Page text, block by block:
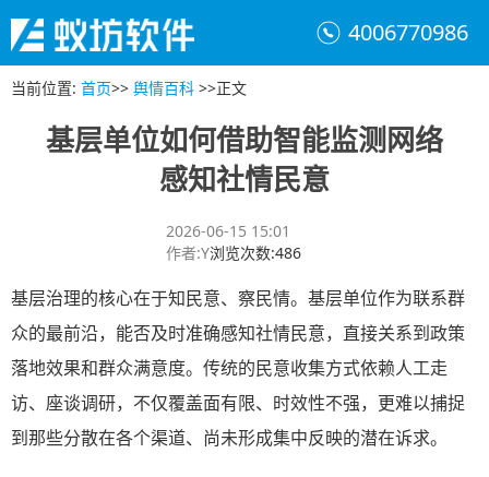
4006770986
当前位置: 首页>> 舆情百科 >>正文
基层单位如何借助智能监测网络
感知社情民意
2026-06-15 15:01
作者:Y浏览次数:486
基层治理的核心在于知民意、察民情。基层单位作为联系群
众的最前沿，能否及时准确感知社情民意，直接关系到政策
落地效果和群众满意度。传统的民意收集方式依赖人工走
访、座谈调研，不仅覆盖面有限、时效性不强，更难以捕捉
到那些分散在各个渠道、尚未形成集中反映的潜在诉求。